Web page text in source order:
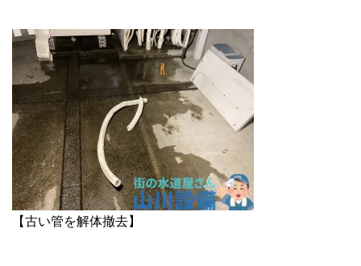
【古い管を解体撤去】